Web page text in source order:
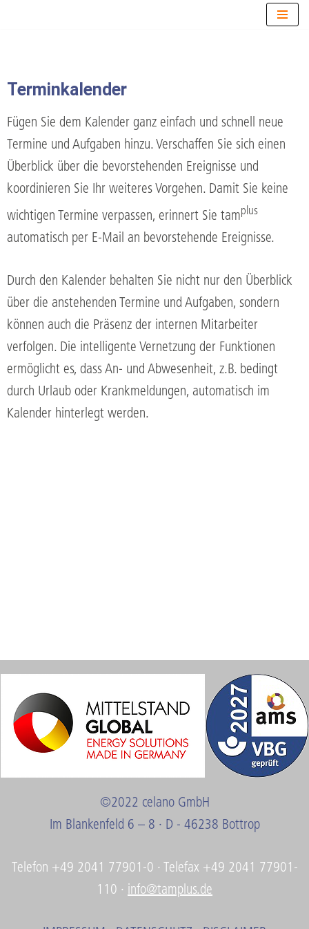
springen
Terminkalender
Fügen Sie dem Kalender ganz einfach und schnell neue
Termine und Aufgaben hinzu. Verschaffen Sie sich einen
Überblick über die bevorstehenden Ereignisse und
koordinieren Sie Ihr weiteres Vorgehen. Damit Sie keine
wichtigen Termine verpassen, erinnert Sie tamplus
automatisch per E-Mail an bevorstehende Ereignisse.
Durch den Kalender behalten Sie nicht nur den Überblick
über die anstehenden Termine und Aufgaben, sondern
können auch die Präsenz der internen Mitarbeiter
verfolgen. Die intelligente Vernetzung der Funktionen
ermöglicht es, dass An- und Abwesenheit, z.B. bedingt
durch Urlaub oder Krankmeldungen, automatisch im
Kalender hinterlegt werden.
©2022 celano GmbH
Im Blankenfeld 6 – 8 · D - 46238 Bottrop
Telefon +49 2041 77901-0 · Telefax +49 2041 77901-
110 · info@tamplus.de